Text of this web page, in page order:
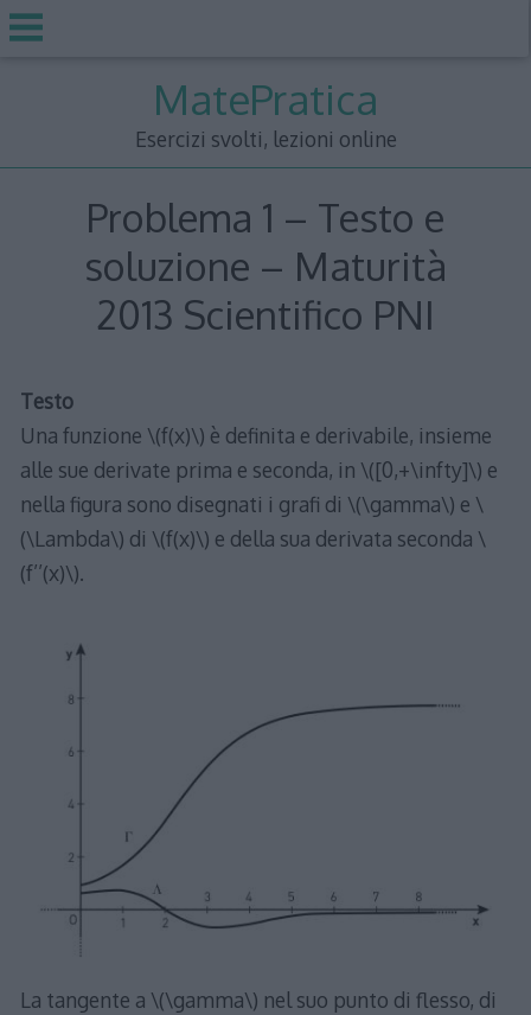
MatePratica
Esercizi svolti, lezioni online
Problema 1 – Testo e
soluzione – Maturità
2013 Scientifico PNI
Testo
Una funzione \(f(x)\) è definita e derivabile, insieme
alle sue derivate prima e seconda, in \([0,+\infty]\) e
nella figura sono disegnati i grafi di \(\gamma\) e \
(\Lambda\) di \(f(x)\) e della sua derivata seconda \
(f’’(x)\).
La tangente a \(\gamma\) nel suo punto di flesso, di